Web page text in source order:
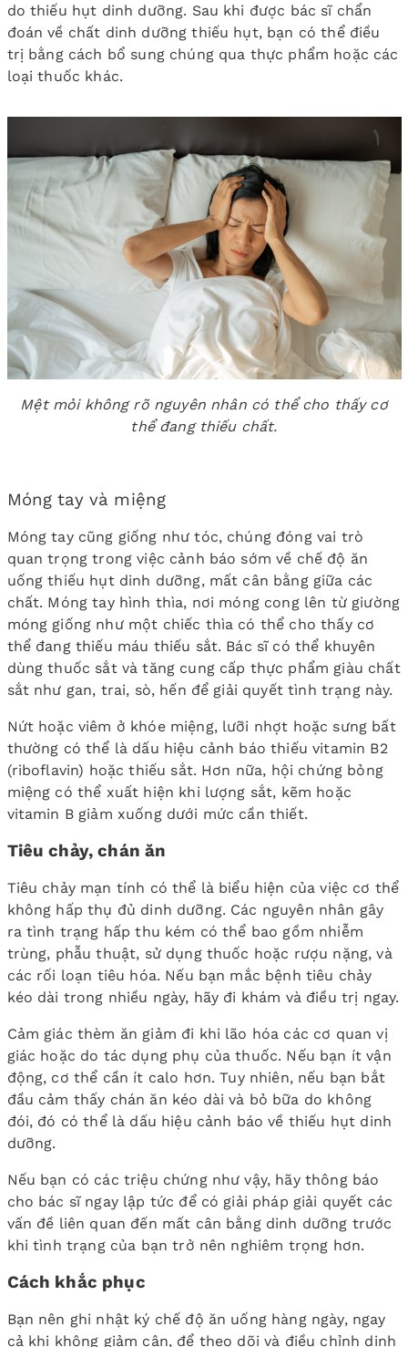
do thiếu hụt dinh dưỡng. Sau khi được bác sĩ chẩn
đoán về chất dinh dưỡng thiếu hụt, bạn có thể điều
trị bằng cách bổ sung chúng qua thực phẩm hoặc các
loại thuốc khác.
Mệt mỏi không rõ nguyên nhân có thể cho thấy cơ
thể đang thiếu chất.
Móng tay và miệng
Móng tay cũng giống như tóc, chúng đóng vai trò
quan trọng trong việc cảnh báo sớm về chế độ ăn
uống thiếu hụt dinh dưỡng, mất cân bằng giữa các
chất. Móng tay hình thìa, nơi móng cong lên từ giường
móng giống như một chiếc thìa có thể cho thấy cơ
thể đang thiếu máu thiếu sắt. Bác sĩ có thể khuyên
dùng thuốc sắt và tăng cung cấp thực phẩm giàu chất
sắt như gan, trai, sò, hến để giải quyết tình trạng này.
Nứt hoặc viêm ở khóe miệng, lưỡi nhợt hoặc sưng bất
thường có thể là dấu hiệu cảnh báo thiếu vitamin B2
(riboflavin) hoặc thiếu sắt. Hơn nữa, hội chứng bỏng
miệng có thể xuất hiện khi lượng sắt, kẽm hoặc
vitamin B giảm xuống dưới mức cần thiết.
Tiêu chảy, chán ăn
Tiêu chảy mạn tính có thể là biểu hiện của việc cơ thể
không hấp thụ đủ dinh dưỡng. Các nguyên nhân gây
ra tình trạng hấp thu kém có thể bao gồm nhiễm
trùng, phẫu thuật, sử dụng thuốc hoặc rượu nặng, và
các rối loạn tiêu hóa. Nếu bạn mắc bệnh tiêu chảy
kéo dài trong nhiều ngày, hãy đi khám và điều trị ngay.
Cảm giác thèm ăn giảm đi khi lão hóa các cơ quan vị
giác hoặc do tác dụng phụ của thuốc. Nếu bạn ít vận
động, cơ thể cần ít calo hơn. Tuy nhiên, nếu bạn bắt
đầu cảm thấy chán ăn kéo dài và bỏ bữa do không
đói, đó có thể là dấu hiệu cảnh báo về thiếu hụt dinh
dưỡng.
Nếu bạn có các triệu chứng như vậy, hãy thông báo
cho bác sĩ ngay lập tức để có giải pháp giải quyết các
vấn đề liên quan đến mất cân bằng dinh dưỡng trước
khi tình trạng của bạn trở nên nghiêm trọng hơn.
Cách khắc phục
Bạn nên ghi nhật ký chế độ ăn uống hàng ngày, ngay
cả khi không giảm cân, để theo dõi và điều chỉnh dinh